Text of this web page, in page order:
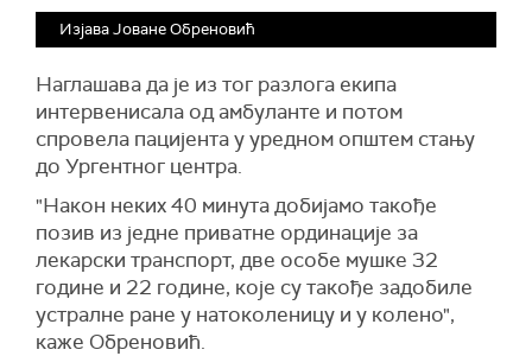
Изјава Јоване Обреновић
Наглашава да је из тог разлога екипа
интервенисала од амбуланте и потом
спровела пацијента у уредном општем стању
до Ургентног центра.
"Након неких 40 минута добијамо такође
позив из једне приватне ординације за
лекарски транспорт, две особе мушке 32
године и 22 године, које су такође задобиле
устралне ране у натоколеницу и у колено",
каже Обреновић.